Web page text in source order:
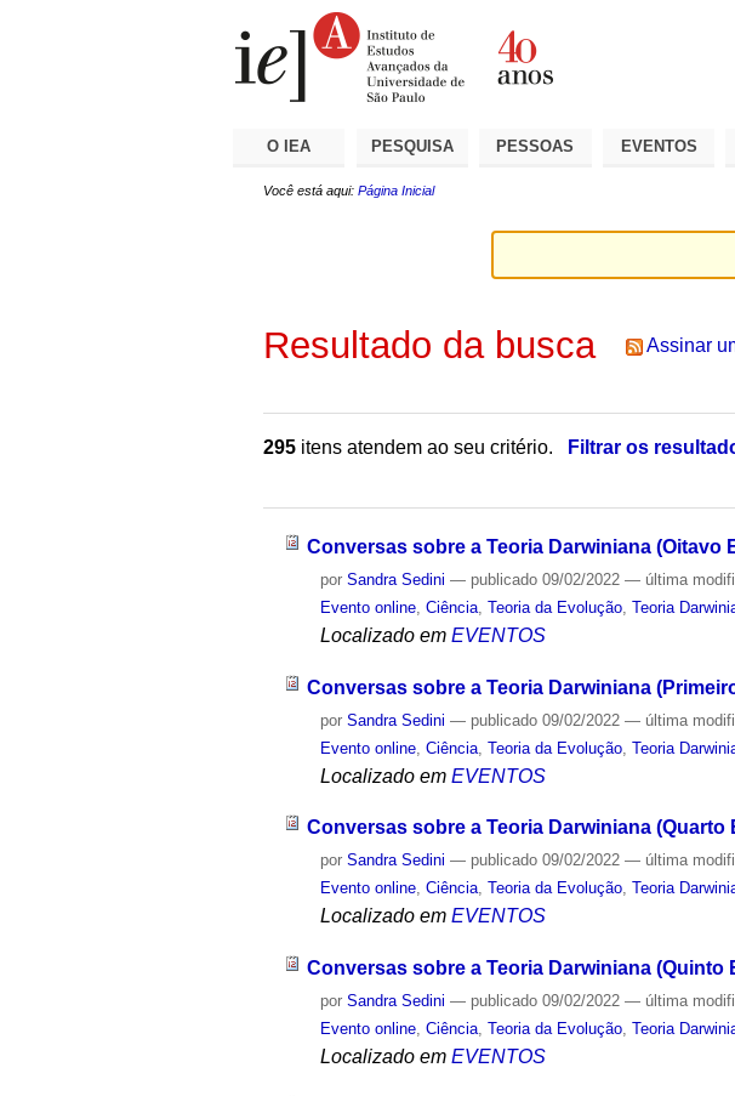
O IEA PESQUISA PESSOAS EVENTOS
Você está aqui: Página Inicial
Resultado da busca Assinar
295 itens atendem ao seu critério.
Filtrar os
Conversas sobre a Teoria Darwiniana (Oitavo
porSandra Sedini — publicado 09/02/2022— última
Evento online ,Ciência ,Teoria da Evolução ,Teoria
Localizado em EVENTOS
Conversas sobre a Teoria Darwiniana
porSandra Sedini — publicado 09/02/2022— última
Evento online ,Ciência ,Teoria da Evolução ,Teoria
Localizado em EVENTOS
Conversas sobre a Teoria Darwiniana (Quarto
porSandra Sedini — publicado 09/02/2022— última
Evento online,Ciência,Teoria da Evolução,Teoria
Localizado em EVENTOS
Conversas sobre a Teoria Darwiniana (Quinto
porSandra Sedini — publicado 09/02/2022— última
Evento online,Ciência,Teoria da Evolução,Teoria
Localizado em EVENTOS